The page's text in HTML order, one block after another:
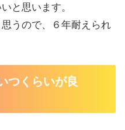
と思います。
うので、６年耐えられ
つくらいが良